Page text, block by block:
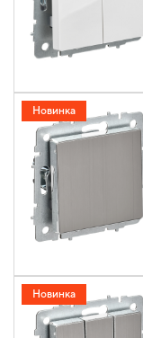
Новинка
Новинка